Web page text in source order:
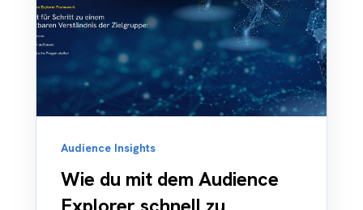
Audience Insights
Wie du mit dem Audience